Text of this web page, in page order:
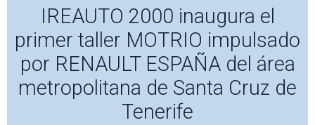
IREAUTO 2000 inaugura el
primer taller MOTRIO impulsado
por RENAULT ESPAÑA del área
metropolitana de Santa Cruz de
Tenerife